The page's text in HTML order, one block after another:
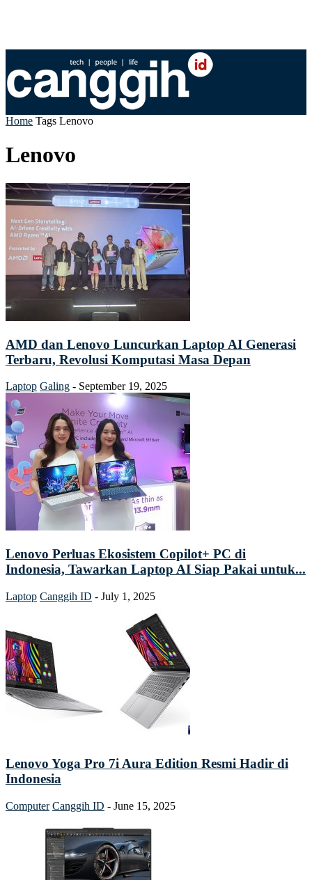
Home Tags Lenovo
Lenovo
AMD dan Lenovo Luncurkan Laptop AI Generasi
Terbaru, Revolusi Komputasi Masa Depan
Laptop Galing - September 19, 2025
Lenovo Perluas Ekosistem Copilot+ PC di
Indonesia, Tawarkan Laptop AI Siap Pakai untuk...
Laptop Canggih ID - July 1, 2025
Lenovo Yoga Pro 7i Aura Edition Resmi Hadir di
Indonesia
Computer Canggih ID - June 15, 2025